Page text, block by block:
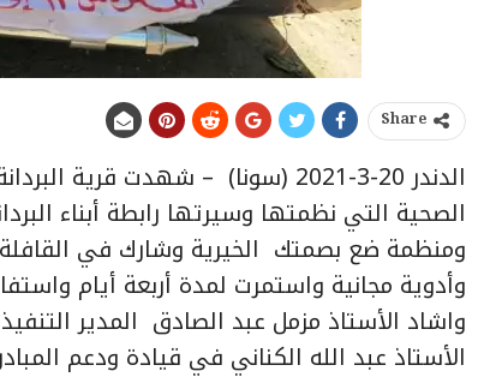
Share
الدندر 20-3-2021 (سونا) – شهدت
الصحية التي نظمتها وسيرتها رابطة أبناء
وأدوية مجانية واستمرت لمدة أربعة أيام واستفاد منها
واشاد الأستاذ مزمل عبد الصادق المدير
الأستاذ عبد الله الكناني في قيادة ودعم